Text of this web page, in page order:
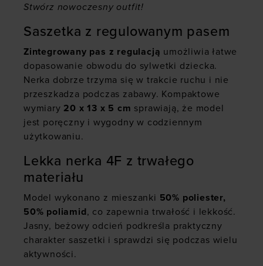
Stwórz nowoczesny outfit!
Saszetka z regulowanym pasem
Zintegrowany pas z regulacją umożliwia łatwe
dopasowanie obwodu do sylwetki dziecka.
Nerka dobrze trzyma się w trakcie ruchu i nie
przeszkadza podczas zabawy. Kompaktowe
wymiary 20 x 13 x 5 cm sprawiają, że model
jest poręczny i wygodny w codziennym
użytkowaniu.
Lekka nerka 4F z trwałego
materiału
Model wykonano z mieszanki 50% poliester,
50% poliamid, co zapewnia trwałość i lekkość.
Jasny, beżowy odcień podkreśla praktyczny
charakter saszetki i sprawdzi się podczas wielu
aktywności.